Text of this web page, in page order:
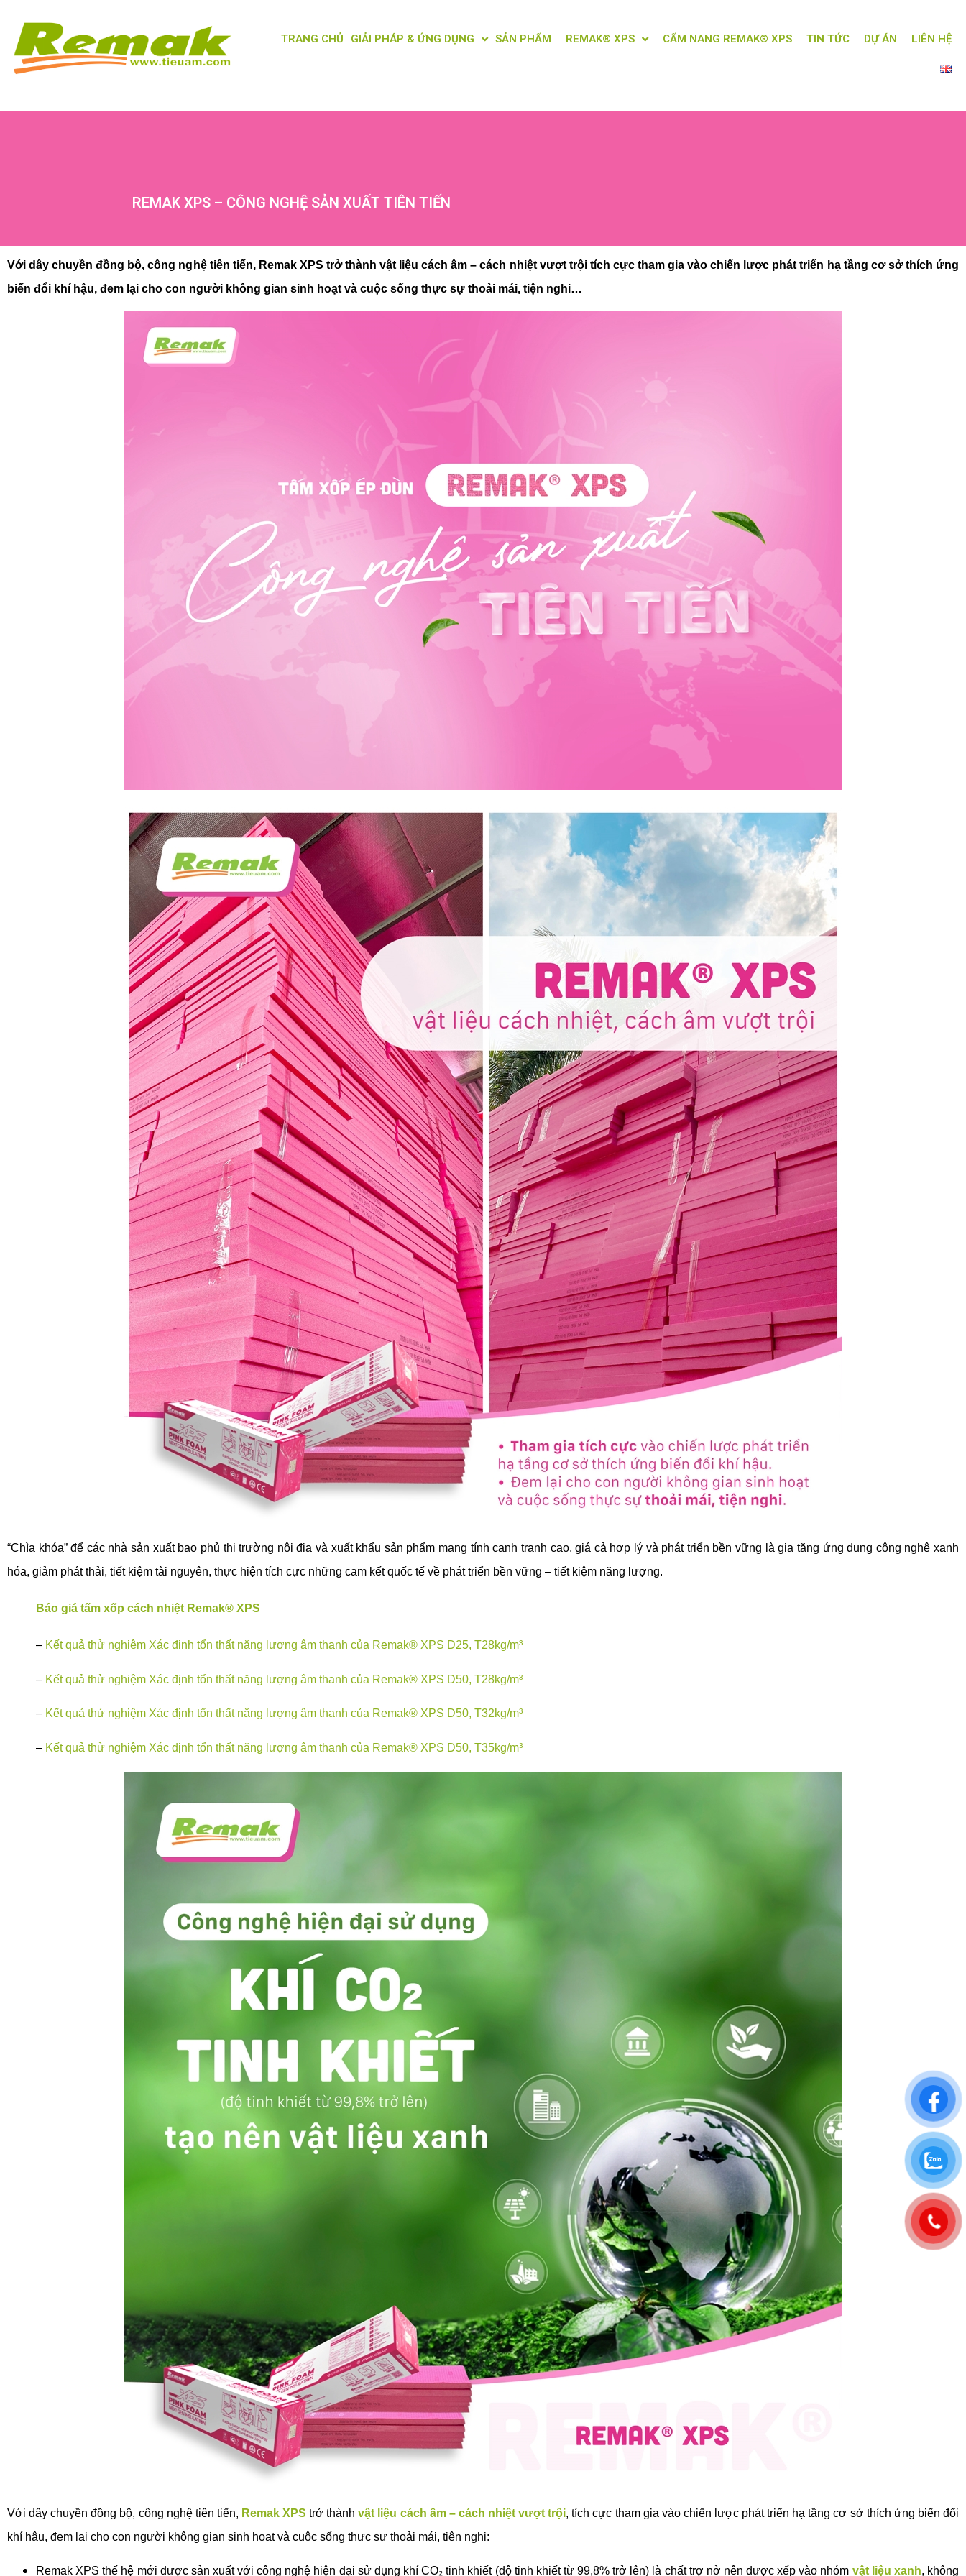
TRANG CHỦ GIẢI PHÁP & ỨNG DỤNG SẢN PHẨM REMAK® XPS CẨM NANG REMAK® XPS TIN TỨC DỰ ÁN LIÊN HỆ
REMAK XPS – CÔNG NGHỆ SẢN XUẤT TIÊN TIẾN
Với dây chuyền đồng bộ, công nghệ tiên tiến, Remak XPS trở thành vật liệu cách âm – cách nhiệt vượt trội tích cực tham gia vào chiến lược phát triển hạ tầng cơ sở thích ứng
biến đổi khí hậu, đem lại cho con người không gian sinh hoạt và cuộc sống thực sự thoải mái, tiện nghi…
“Chìa khóa” để các nhà sản xuất bao phủ thị trường nội địa và xuất khẩu sản phẩm mang tính cạnh tranh cao, giá cả hợp lý và phát triển bền vững là gia tăng ứng dụng công nghệ xanh
hóa, giảm phát thải, tiết kiệm tài nguyên, thực hiện tích cực những cam kết quốc tế về phát triển bền vững – tiết kiệm năng lượng.
Báo giá tấm xốp cách nhiệt Remak® XPS
– Kết quả thử nghiệm Xác định tổn thất năng lượng âm thanh của Remak® XPS D25, T28kg/m³
– Kết quả thử nghiệm Xác định tổn thất năng lượng âm thanh của Remak® XPS D50, T28kg/m³
– Kết quả thử nghiệm Xác định tổn thất năng lượng âm thanh của Remak® XPS D50, T32kg/m³
– Kết quả thử nghiệm Xác định tổn thất năng lượng âm thanh của Remak® XPS D50, T35kg/m³
Với dây chuyền đồng bộ, công nghệ tiên tiến, Remak XPS trở thànhvật liệu cách âm – cách nhiệt vượt trội, tích cực tham gia vào chiến lược phát triển hạ tầng cơ sở thích ứng biến đổi
khí hậu, đem lại cho con người không gian sinh hoạt và cuộc sống thực sự thoải mái, tiện nghi:
Remak XPS thế hệ mới được sản xuất với công nghệ hiện đại sử dụng khí CO₂ tinh khiết (độ tinh khiết từ 99,8% trở lên) là chất trợ nở nên được xếp vào nhóm vật liệu xanh, không